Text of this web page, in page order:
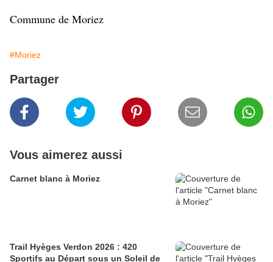
Commune de Moriez
#Moriez
Partager
Vous aimerez aussi
Carnet blanc à Moriez
Trail Hyèges Verdon 2026 : 420
Sportifs au Départ sous un Soleil de